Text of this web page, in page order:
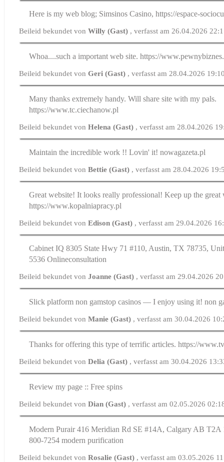
Here is my web blog; Simsinos Casino, https://espace-
Beileid bekundet vonWilly (Gast) , verfasst am 26.04.2026
Whoa....such a important web site. https://
Beileid bekundet vonGeri (Gast) , verfasst am 28.04.2026
Many thanks extremely handy. Will share site with my pals.
https://www.tc.ciechanow.pl
Beileid bekundet vonHelena (Gast) , verfasst am 28.04.2026
Maintain the incredible work !! Lovin' it! nowagazeta.pl
Beileid bekundet vonBettie (Gast) , verfasst am 28.04.2026
Great website! It looks really professional! Keep up the
https://www.kopalniapracy.pl
Beileid bekundet vonEdison (Gast) , verfasst am 29.04.2026
Cabinet IQ 8305 State Hwy 71 #110, Austin, TX 78735,
5536 Onlineconsultation
Beileid bekundet vonJoanne (Gast) , verfasst am 29.04.2026
Slick platform non gamstop casinos — I enjoy using it! non
Beileid bekundet vonManie (Gast) , verfasst am 30.04.2026
Thanks for offering this type of terrific articles. https://
Beileid bekundet vonDelia (Gast) , verfasst am 30.04.2026
Review my page :: Free spins
Beileid bekundet vonDian (Gast) , verfasst am 02.05.2026
Modern Purair 416 Meridian Rd SE #14A, Calgary AB T2Α
800-7254 modern purification
Beileid bekundet vonRosalie (Gast) , verfasst am 03.05.2026